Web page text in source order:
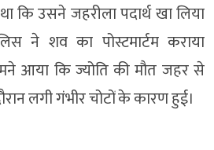
कि उसने जहरीला पदार्थ खा लिया
ने शव का पोस्टमार्टम कराया
आया कि ज्योति की मौत जहर से
लगी गंभीर चोटों के कारण हुई।